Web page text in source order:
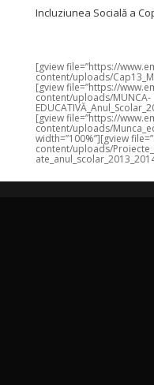
Incluziunea Socială a
[gview file=”https://
content/uploads/
[gview file=”https://
content/uploads/MUNCA-
[gview file=”https://
content/uploads/
width=”100%”][gview
content/uploads/